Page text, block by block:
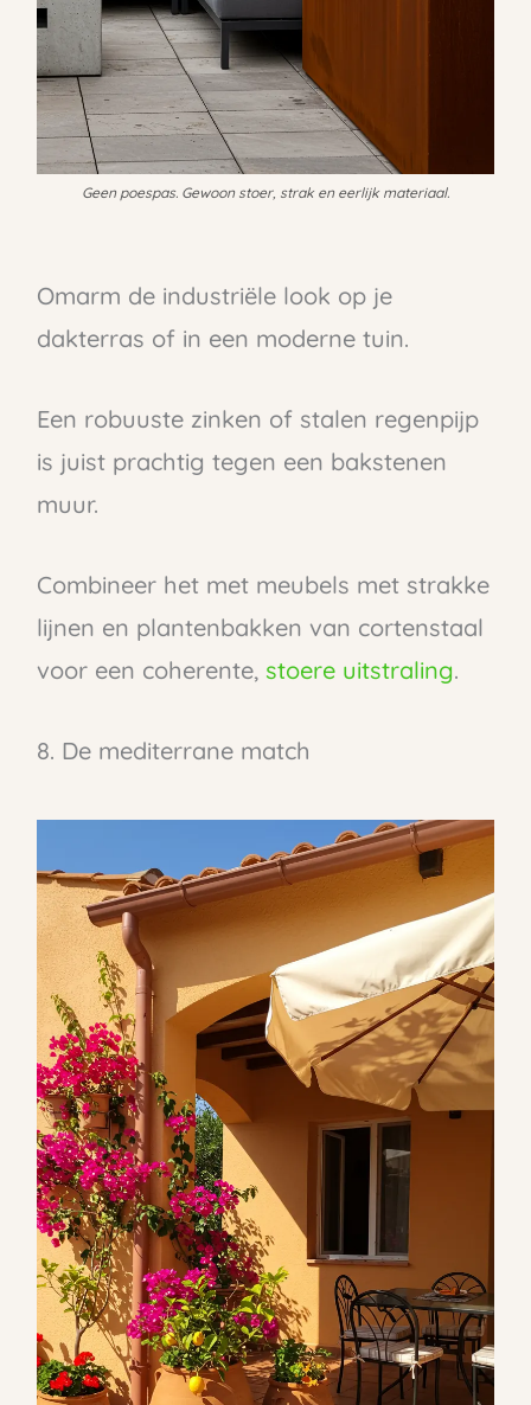
Geen poespas. Gewoon stoer, strak en eerlijk materiaal.
Omarm de industriële look op je
dakterras of in een moderne tuin.
Een robuuste zinken of stalen regenpijp
is juist prachtig tegen een bakstenen
muur.
Combineer het met meubels met strakke
lijnen en plantenbakken van cortenstaal
voor een coherente, stoere uitstraling.
8. De mediterrane match